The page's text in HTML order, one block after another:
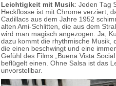
Leichtigkeit mit Musik: Jeden Tag
Heckflosse ist mit Chrome verziert,
Cadillacs aus dem Jahre 1952
alten Ami-Schlitten, die aus dem
wird man magisch angezogen. Ja,
dazu kommt die rhythmische Musik,
die einen beschwingt und eine
Gefühl des Films „Buena Vista
beflügelt einen. Ohne Salsa ist das
unvorstellbar.